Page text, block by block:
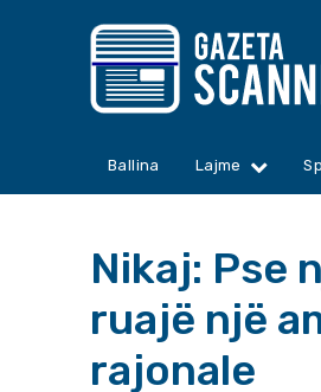
Ballina Lajme
Nikaj: Pse
ruajë një
rajonale